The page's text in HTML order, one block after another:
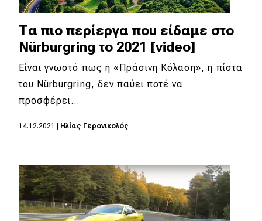
Τα πιο περίεργα που είδαμε στο
Nürburgring το 2021 [video]
Είναι γνωστό πως η «Πράσινη Κόλαση», η πίστα
του Nürburgring, δεν παύει ποτέ να
προσφέρει…
14.12.2021 Ηλίας Γερονικολός